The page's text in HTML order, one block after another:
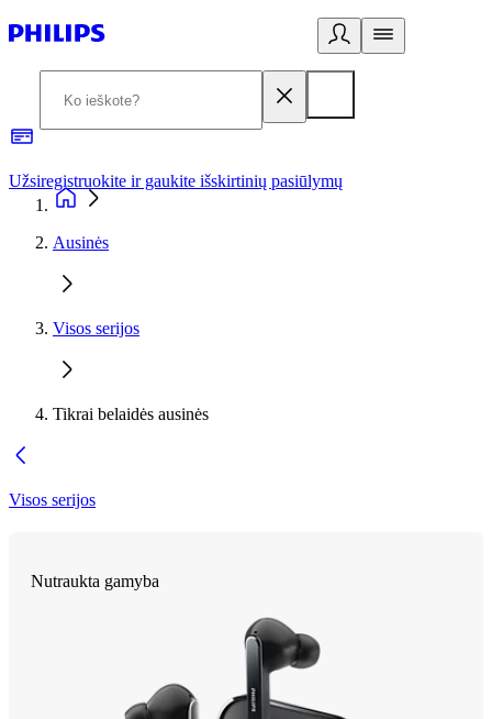
Užsiregistruokite ir gaukite išskirtinių pasiūlymų
Ausinės
Visos serijos
Tikrai belaidės ausinės
Visos serijos
Nutraukta gamyba